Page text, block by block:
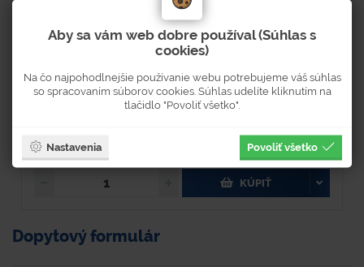
Kompatibilné len s nádobami výrobcu ""EUROPLAST"" Dodávané
Skladom 3 ks
Dostupnosť 3-5 pracovných dní
8 €
9,84 € s DPH
KÚPIŤ
Dopytový formulár
Aby sa vám web dobre používal (Súhlas s
cookies)
Na čo najpohodlnejšie používanie webu potrebujeme váš súhlas
so spracovaním súborov cookies. Súhlas udelíte kliknutím na
tlačidlo "Povoliť všetko".
Nastavenia Povoliť všetko